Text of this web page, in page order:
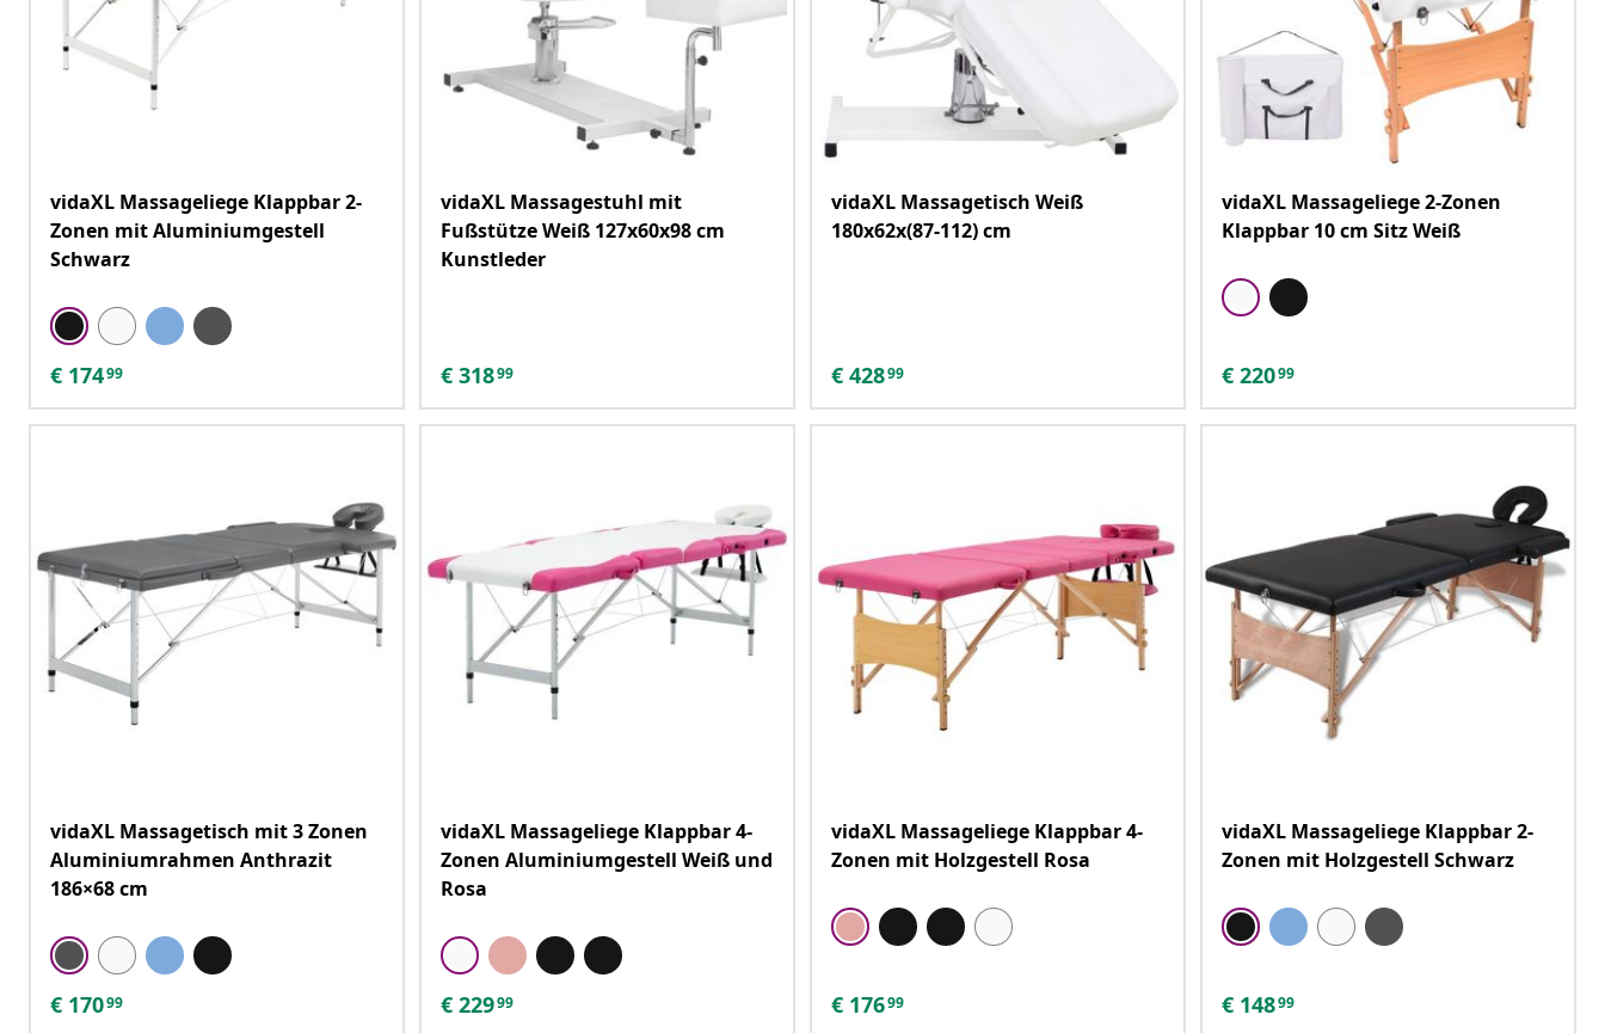
vidaXL Massageliege Klappbar 2-
Zonen mit Aluminiumgestell
Schwarz
€ 17499
vidaXL Massagestuhl mit
Fußstütze Weiß 127x60x98 cm
Kunstleder
€ 31899
vidaXL Massagetisch Weiß
180x62x(87-112) cm
€ 42899
vidaXL Massageliege 2-Zonen
Klappbar 10 cm Sitz Weiß
€ 22099
vidaXL Massagetisch mit 3 Zonen
Aluminiumrahmen Anthrazit
186×68 cm
€ 17099
vidaXL Massageliege Klappbar 4-
Zonen Aluminiumgestell Weiß und
Rosa
€ 22999
vidaXL Massageliege Klappbar 4-
Zonen mit Holzgestell Rosa
€ 17699
vidaXL Massageliege Klappbar 2-
Zonen mit Holzgestell Schwarz
€ 14899